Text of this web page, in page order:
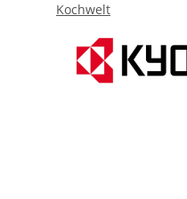
Kochwelt